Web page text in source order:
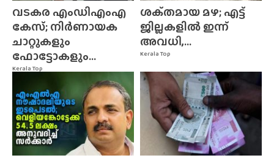
Kerala Top
വടകര എംഡിഎംഎ
കേസ്; നിർണായക
ചാറ്റുകളും
ഫോട്ടോകളും...
Kerala Top
ശക്‌തമായ മഴ; എട്ട്
ജില്ലകളിൽ ഇന്ന്
അവധി,...